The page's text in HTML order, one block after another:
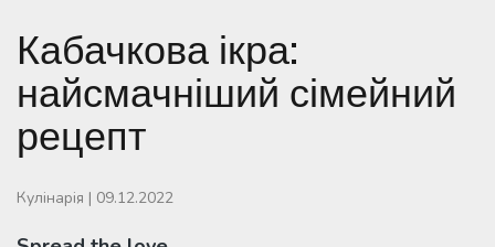
Кабачкова ікра:
найсмачніший сімейний
рецепт
Кулінарія | 09.12.2022